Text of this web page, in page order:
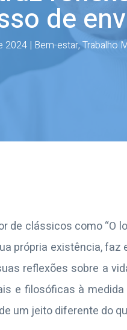
de
2024 | Bem-estar,Trabalho
clássicos como “O
própria existência, faz
reflexões sobre a
e filosóficas à
um jeito diferente do